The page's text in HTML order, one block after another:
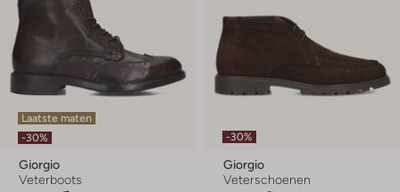
Laatste maten
-30%
Giorgio
Veterboots
-30%
Giorgio
Veterschoenen